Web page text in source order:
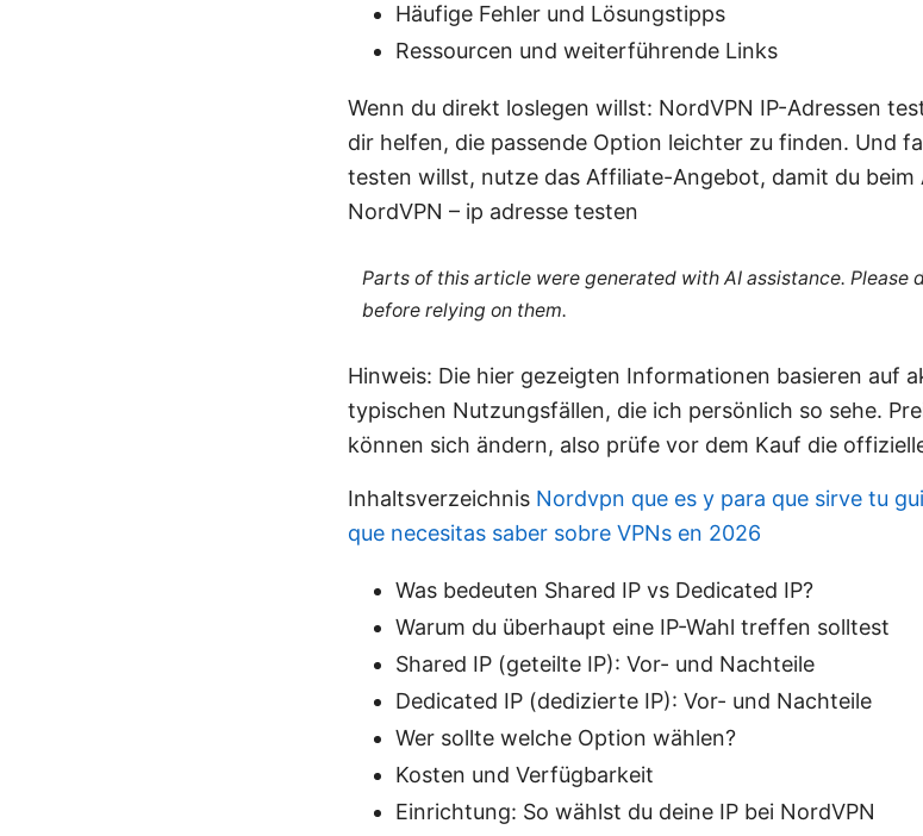
Häufige Fehler und Lösungstipps
Ressourcen und weiterführende Links
Wenn du direkt loslegen willst: NordVPN IP-Adressen
dir helfen, die passende Option leichter zu finden. Und
testen willst, nutze das Affiliate-Angebot, damit du beim
NordVPN – ip adresse testen
Parts of this article were generated with AI assistance.
before relying on them.
Hinweis: Die hier gezeigten Informationen basieren auf
typischen Nutzungsfällen, die ich persönlich so sehe.
können sich ändern, also prüfe vor dem Kauf die
Inhaltsverzeichnis Nordvpn que es y para que sirve tu
que necesitas saber sobre VPNs en 2026
Was bedeuten Shared IP vs Dedicated IP?
Warum du überhaupt eine IP-Wahl treffen solltest
Shared IP (geteilte IP): Vor- und Nachteile
Dedicated IP (dedizierte IP): Vor- und Nachteile
Wer sollte welche Option wählen?
Kosten und Verfügbarkeit
Einrichtung: So wählst du deine IP bei NordVPN